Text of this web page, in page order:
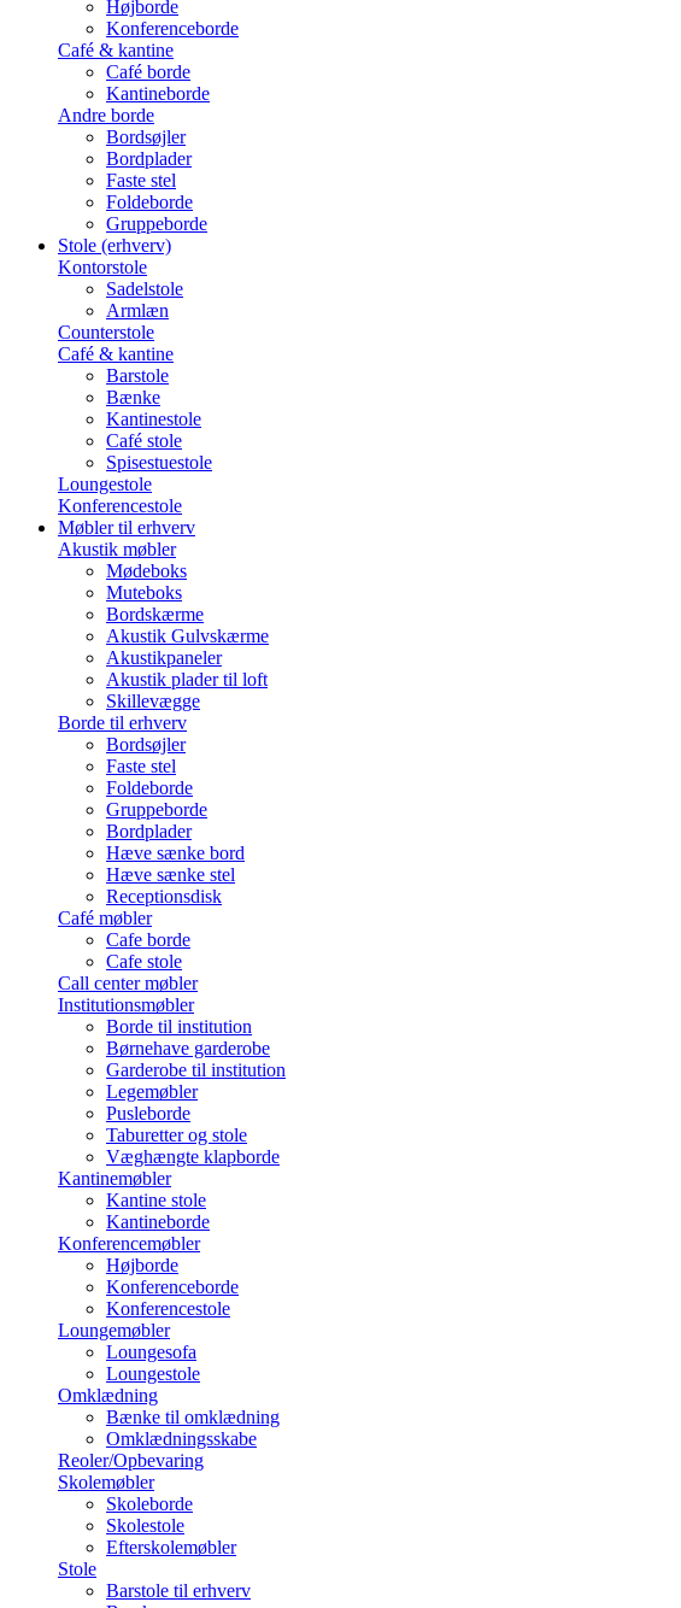
Højborde
Konferenceborde
Café & kantine
Café borde
Kantineborde
Andre borde
Bordsøjler
Bordplader
Faste stel
Foldeborde
Gruppeborde
Stole (erhverv)
Kontorstole
Sadelstole
Armlæn
Counterstole
Café & kantine
Barstole
Bænke
Kantinestole
Café stole
Spisestuestole
Loungestole
Konferencestole
Møbler til erhverv
Akustik møbler
Mødeboks
Muteboks
Bordskærme
Akustik Gulvskærme
Akustikpaneler
Akustik plader til loft
Skillevægge
Borde til erhverv
Bordsøjler
Faste stel
Foldeborde
Gruppeborde
Bordplader
Hæve sænke bord
Hæve sænke stel
Receptionsdisk
Café møbler
Cafe borde
Cafe stole
Call center møbler
Institutionsmøbler
Borde til institution
Børnehave garderobe
Garderobe til institution
Legemøbler
Pusleborde
Taburetter og stole
Væghængte klapborde
Kantinemøbler
Kantine stole
Kantineborde
Konferencemøbler
Højborde
Konferenceborde
Konferencestole
Loungemøbler
Loungesofa
Loungestole
Omklædning
Bænke til omklædning
Omklædningsskabe
Reoler/Opbevaring
Skolemøbler
Skoleborde
Skolestole
Efterskolemøbler
Stole
Barstole til erhverv